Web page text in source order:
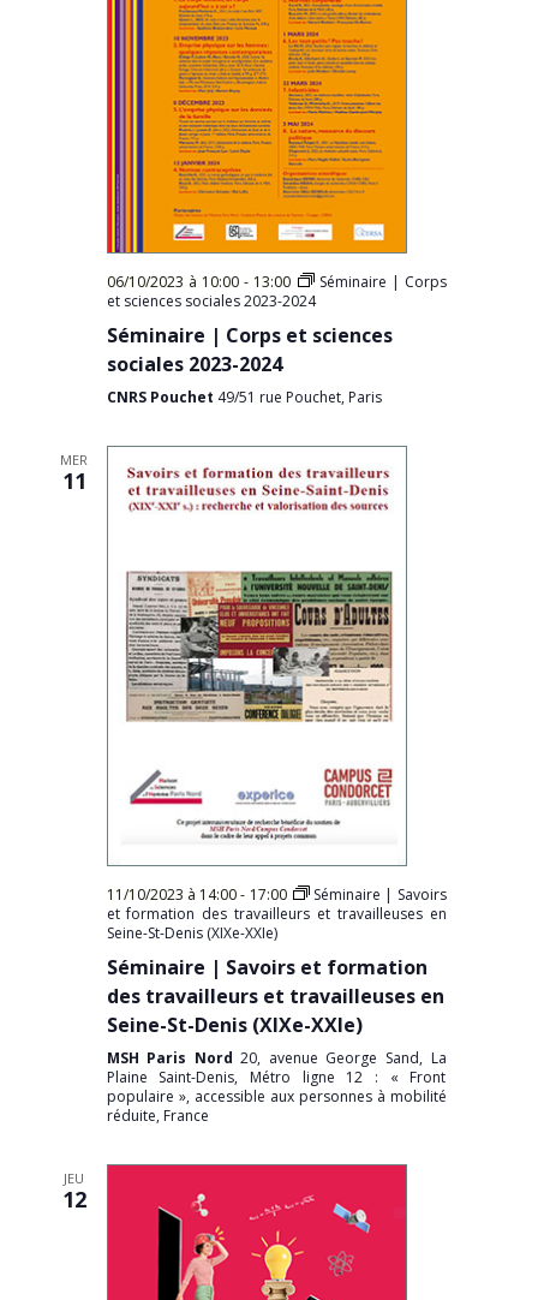
06/10/2023 à 10:00- 13:00
Séminaire | Corps
et sciences sociales 2023-2024
Séminaire | Corps et sciences
sociales 2023-2024
CNRS Pouchet 49/51 rue Pouchet, Paris
MER
11
11/10/2023 à 14:00- 17:00
Séminaire | Savoirs
et formation des travailleurs et travailleuses en
Seine-St-Denis (XIXe-XXIe)
Séminaire | Savoirs et formation
des travailleurs et travailleuses en
Seine-St-Denis (XIXe-XXIe)
MSH Paris Nord20, avenue George Sand, La
Plaine Saint-Denis, Métro ligne 12 : « Front
populaire », accessible aux personnes à mobilité
réduite, France
JEU
12